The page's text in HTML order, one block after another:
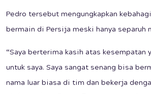
Pedro tersebut mengungkapkan
bermain di Persija meski hanya separuh
“Saya berterima kasih atas kesempatan
untuk saya. Saya sangat senang bisa
nama luar biasa di tim dan bekerja